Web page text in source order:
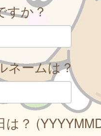
すか？
ネームは？
は？